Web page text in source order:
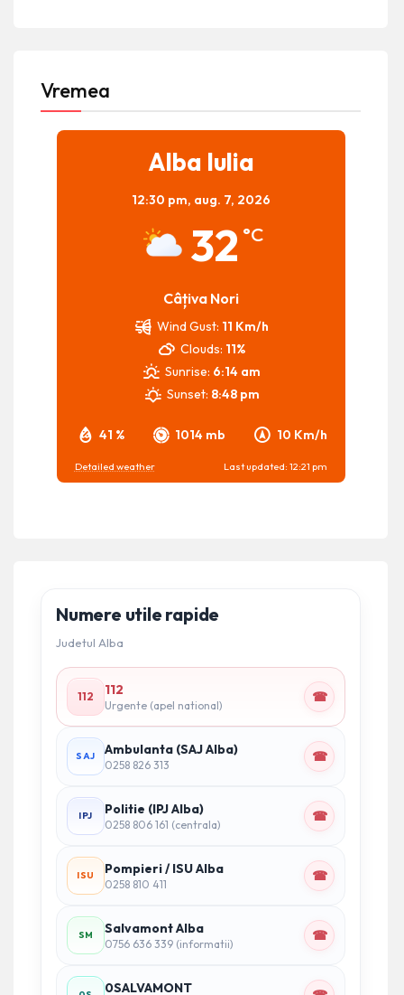
Vremea
Alba Iulia
12:30 pm, aug. 7, 2026
32 °C
Câțiva Nori
41 % 1014 mb 10 Km/h
Wind Gust: 11 Km/h
Clouds: 11%
Sunrise: 6:14 am
Sunset: 8:48 pm
Detailed weather Last updated: 12:21 pm
Numere utile rapide
Judetul Alba
112 112
Urgente (apel national) ☎
SAJ Ambulanta (SAJ Alba)
0258 826 313 ☎
IPJ Politie (IPJ Alba)
0258 806 161 (centrala) ☎
ISU Pompieri / ISU Alba
0258 810 411 ☎
SM Salvamont Alba
0756 636 339 (informatii) ☎
0SALVAMONT